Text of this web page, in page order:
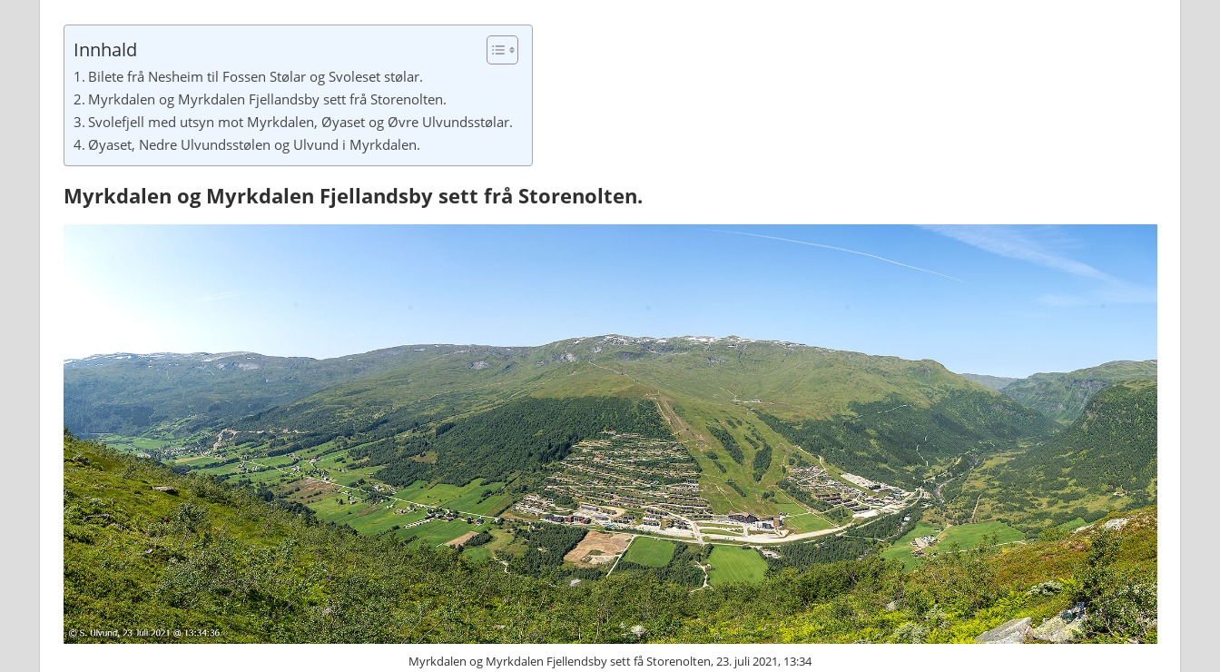
Innhald
Bilete frå Nesheim til Fossen Stølar og Svoleset stølar.
Myrkdalen og Myrkdalen Fjellandsby sett frå Storenolten.
Svolefjell med utsyn mot Myrkdalen, Øyaset og Øvre Ulvundsstølar.
Øyaset, Nedre Ulvundsstølen og Ulvund i Myrkdalen.
Myrkdalen og Myrkdalen Fjellandsby sett frå Storenolten.
Myrkdalen og Myrkdalen Fjellendsby sett få Storenolten, 23. juli 2021, 13:34